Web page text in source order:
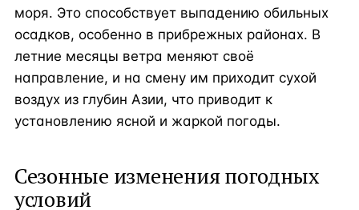
моря. Это способствует выпадению обильных
осадков, особенно в прибрежных районах. В
летние месяцы ветра меняют своё
направление, и на смену им приходит сухой
воздух из глубин Азии, что приводит к
установлению ясной и жаркой погоды.
Сезонные изменения погодных
условий